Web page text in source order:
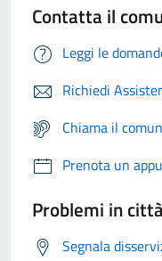
Contatta il
Leggi le
Richiedi
Chiama il
Prenota un
Problemi in città
Segnala